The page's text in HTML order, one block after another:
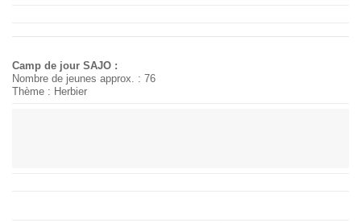
Camp de jour SAJO :
Nombre de jeunes approx. : 76
Thème : Herbier